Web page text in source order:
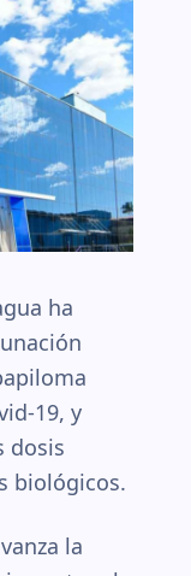
ha
19, y
dosis
biológicos.
la